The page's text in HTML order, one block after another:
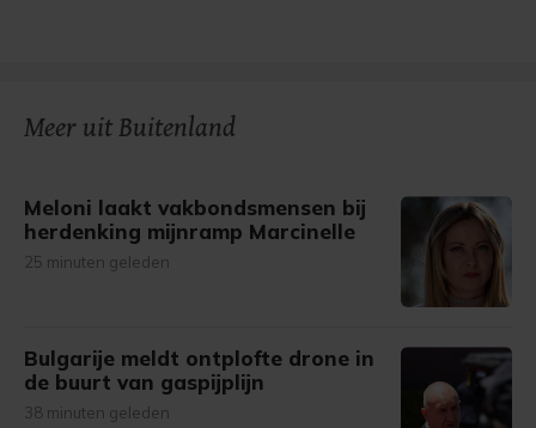
Meer uit Buitenland
Meloni laakt vakbondsmensen bij
herdenking mijnramp Marcinelle
25 minuten geleden
Bulgarije meldt ontplofte drone in
de buurt van gaspijplijn
38 minuten geleden